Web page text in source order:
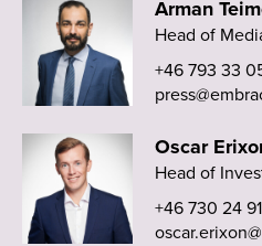
Arman
Head of
+46 793 33
Oscar
Head of
+46 730 24